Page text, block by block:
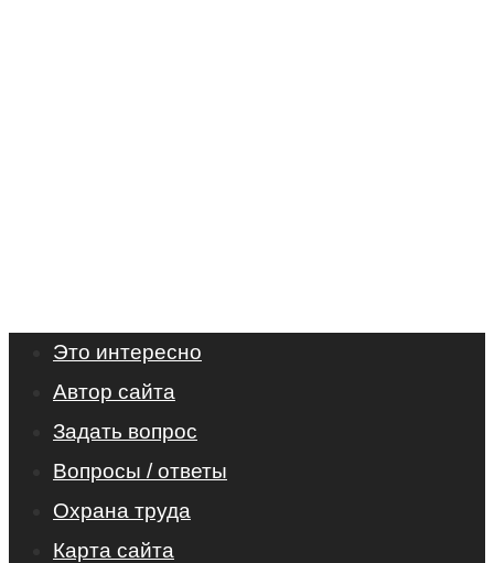
Это интересно
Автор сайта
Задать вопрос
Вопросы / ответы
Охрана труда
Карта сайта